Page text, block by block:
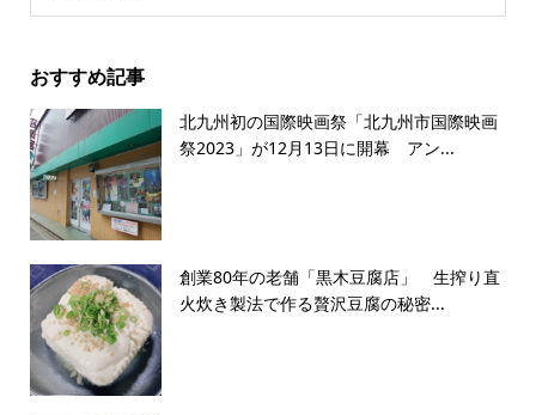
おすすめ記事
北九州初の国際映画祭「北九州市国際映画
祭2023」が12月13日に開幕 アン...
創業80年の老舗「黒木豆腐店」 生搾り直
火炊き製法で作る贅沢豆腐の秘密...